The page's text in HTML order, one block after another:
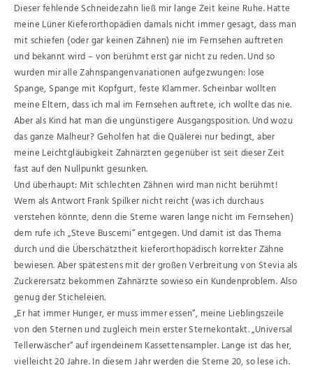
Dieser fehlende Schneidezahn ließ mir lange Zeit keine Ruhe. Hatte
meine Lüner Kieferorthopädien damals nicht immer gesagt, dass man
mit schiefen (oder gar keinen Zähnen) nie im Fernsehen auftreten
und bekannt wird – von berühmt erst gar nicht zu reden. Und so
wurden mir alle Zahnspangenvariationen aufgezwungen: lose
Spange, Spange mit Kopfgurt, feste Klammer. Scheinbar wollten
meine Eltern, dass ich mal im Fernsehen auftrete, ich wollte das nie.
Aber als Kind hat man die ungünstigere Ausgangsposition. Und wozu
das ganze Malheur? Geholfen hat die Quälerei nur bedingt, aber
meine Leichtgläubigkeit Zahnärzten gegenüber ist seit dieser Zeit
fast auf den Nullpunkt gesunken.
Und überhaupt: Mit schlechten Zähnen wird man nicht berühmt!
Wem als Antwort Frank Spilker nicht reicht (was ich durchaus
verstehen könnte, denn die Sterne waren lange nicht im Fernsehen)
dem rufe ich „Steve Buscemi“ entgegen. Und damit ist das Thema
durch und die Überschätztheit kieferorthopädisch korrekter Zähne
bewiesen. Aber spätestens mit der großen Verbreitung von Stevia als
Zuckerersatz bekommen Zahnärzte sowieso ein Kundenproblem. Also
genug der Sticheleien.
„Er hat immer Hunger, er muss immer essen“, meine Lieblingszeile
von den Sternen und zugleich mein erster Sternekontakt. „Universal
Tellerwäscher“ auf irgendeinem Kassettensampler. Lange ist das her,
vielleicht 20 Jahre. In diesem Jahr werden die Sterne 20, so lese ich.